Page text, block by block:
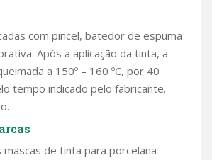
com pincel, batedor de espuma
Após a aplicação da tinta, a
a 150º – 160 ºC, por 40
tempo indicado pelo fabricante.
mascas de tinta para porcelana